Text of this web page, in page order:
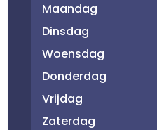
Maandag
Dinsdag
Woensdag
Donderdag
Vrijdag
Zaterdag